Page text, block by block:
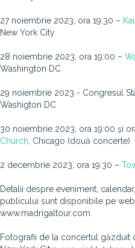
27 noiembrie 2023, ora 19:30 –
New York City
28 noiembrie 2023, ora 19:00 –
Washington DC
29 noiembrie 2023 - Congresul
Washigton DC
30 noiembrie 2023, ora 19:00 și
Church , Chicago (două concerte)
2 decembrie 2023, ora 19:30 –
Detalii despre eveniment,
publicului sunt disponibile pe
www.madrigaltour.com
Fotografii de la concertul găzduit